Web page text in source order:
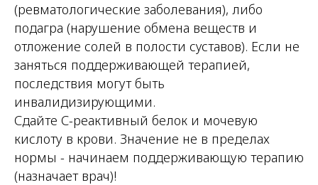
(ревматологические заболевания), либо
подагра (нарушение обмена веществ и
отложение солей в полости суставов). Если не
заняться поддерживающей терапией,
последствия могут быть
инвалидизирующими.
Сдайте С-реактивный белок и мочевую
кислоту в крови. Значение не в пределах
нормы - начинаем поддерживающую терапию
(назначает врач)!